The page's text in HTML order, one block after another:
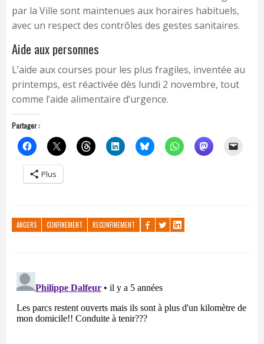
par la Ville sont maintenues aux horaires habituels,
avec un respect des contrôles des gestes sanitaires.
Aide aux personnes
L’aide aux courses pour les plus fragiles, inventée au
printemps, est réactivée dès lundi 2 novembre, tout
comme l’aide alimentaire d’urgence.
Partager :
Plus
ANGERS CONFINEMENT RECONFINEMENT